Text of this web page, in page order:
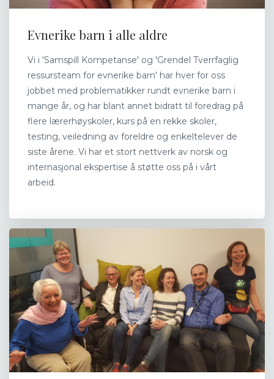
Evnerike barn i alle aldre
Vi i 'Samspill Kompetanse' og 'Grendel Tverrfaglig
ressursteam for evnerike barn' har hver for oss
jobbet med problematikker rundt evnerike barn i
mange år, og har blant annet bidratt til foredrag på
flere lærerhøyskoler, kurs på en rekke skoler,
testing, veiledning av foreldre og enkeltelever de
siste årene. Vi har et stort nettverk av norsk og
internasjonal ekspertise å støtte oss på i vårt
arbeid.